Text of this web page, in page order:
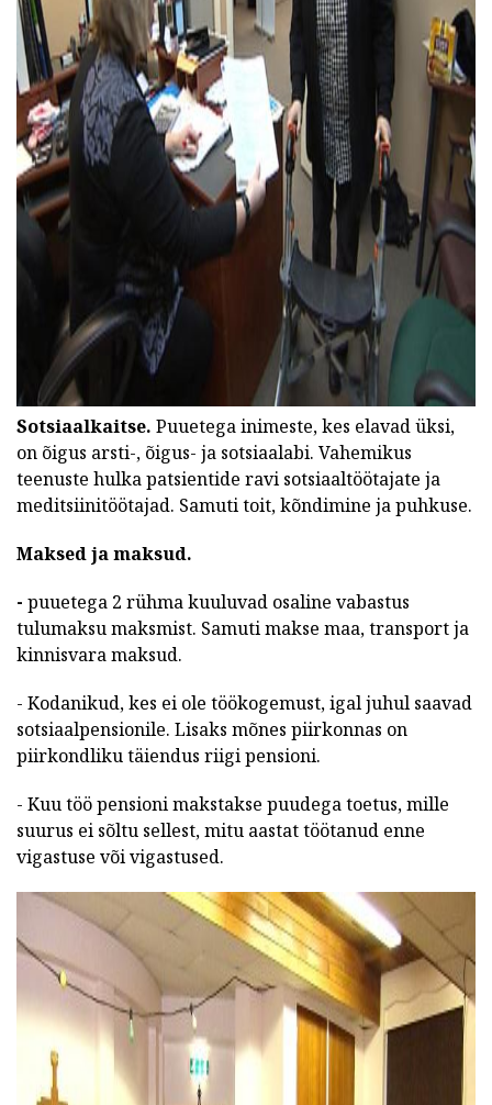
ad
Sotsiaalkaitse. Puuetega inimeste, kes elavad üksi,
on õigus arsti-, õigus- ja sotsiaalabi. Vahemikus
teenuste hulka patsientide ravi sotsiaaltöötajate ja
meditsiinitöötajad. Samuti toit, kõndimine ja puhkuse.
Maksed ja maksud.
- puuetega 2 rühma kuuluvad osaline vabastus
tulumaksu maksmist. Samuti makse maa, transport ja
kinnisvara maksud.
- Kodanikud, kes ei ole töökogemust, igal juhul saavad
sotsiaalpensionile. Lisaks mõnes piirkonnas on
piirkondliku täiendus riigi pensioni.
- Kuu töö pensioni makstakse puudega toetus, mille
suurus ei sõltu sellest, mitu aastat töötanud enne
vigastuse või vigastused.